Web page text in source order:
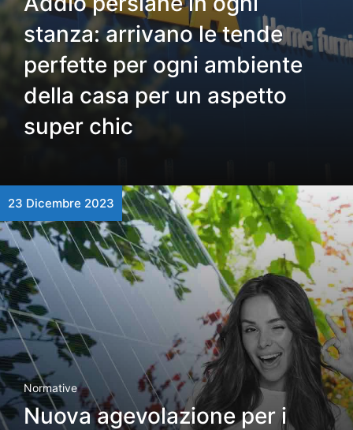
stanza: arrivano le tende
perfette per ogni ambiente
della casa per un aspetto
super chic
23 Dicembre 2023
Normative
Nuova agevolazione per i